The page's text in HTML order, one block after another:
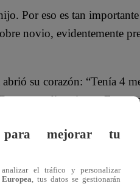
Por eso es tan
novio, evidentemente
su corazón: “Tenía 4
y yo discutimos. Fue
Paita me dijeron que todo
“Alicia, de verdad
para mejorar tu
el tráfico y personalizar
, tus datos se gestionarán